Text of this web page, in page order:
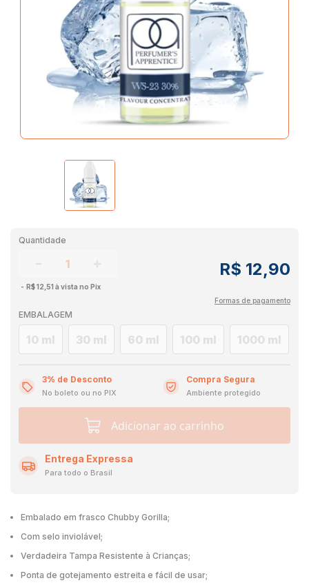
Quantidade
R$ 12,90
R$ 12,51 à vista no Pix
Formas de pagamento
EMBALAGEM
10 ml 30 ml 60 ml 100 ml 1000 ml
3% de Desconto
No boleto ou no PIX
Compra Segura
Ambiente protegido
Adicionar ao carrinho
Entrega Expressa
Para todo o Brasil
Embalado em frasco Chubby Gorilla;
Com selo inviolável;
Verdadeira Tampa Resistente à Crianças;
Ponta de gotejamento estreita e fácil de usar;